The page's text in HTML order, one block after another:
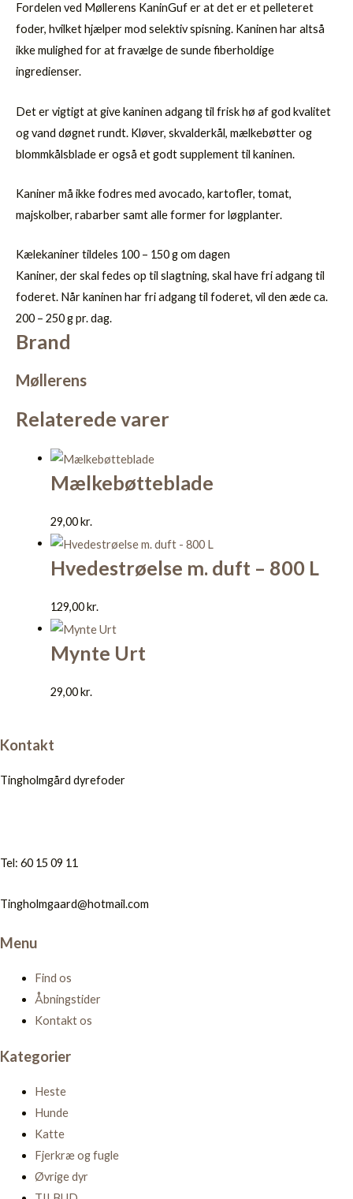
Fordelen ved Møllerens KaninGuf er at det er et pelleteret
foder, hvilket hjælper mod selektiv spisning. Kaninen har altså
ikke mulighed for at fravælge de sunde fiberholdige
ingredienser.
Det er vigtigt at give kaninen adgang til frisk hø af god kvalitet
og vand døgnet rundt. Kløver, skvalderkål, mælkebøtter og
blommkålsblade er også et godt supplement til kaninen.
Kaniner må ikke fodres med avocado, kartofler, tomat,
majskolber, rabarber samt alle former for løgplanter.
Kælekaniner tildeles 100 – 150 g om dagen
Kaniner, der skal fedes op til slagtning, skal have fri adgang til
foderet. Når kaninen har fri adgang til foderet, vil den æde ca.
200 – 250 g pr. dag.
Brand
Møllerens
Relaterede varer
Mælkebøtteblade
29,00kr.
Hvedestrøelse m. duft – 800 L
129,00kr.
Mynte Urt
29,00kr.
Kontakt
Tingholmgård dyrefoder
Tel: 60 15 09 11
Tingholmgaard@hotmail.com
Menu
Find os
Åbningstider
Kontakt os
Kategorier
Heste
Hunde
Katte
Fjerkræ og fugle
Øvrige dyr